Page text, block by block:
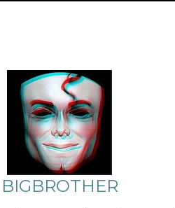
BIGBROTHER